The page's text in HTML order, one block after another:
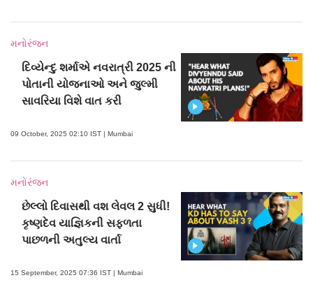
મનોરંજન
દિવ્યેન્દુ શર્માએ નવરાત્રી 2025 ની
પોતાની યોજનાઓ અને જુલ્મી
સાવરિયા વિશે વાત કરી
09 October, 2025 02:10 IST | Mumbai
મનોરંજન
છેલ્લો દિવાસથી વશ લેવલ 2 સુધી!
કૃષ્ણદેવ યાજ્ઞિકની સફળતા
પાછળની અતુલ્ય વાર્તા
15 September, 2025 07:36 IST | Mumbai